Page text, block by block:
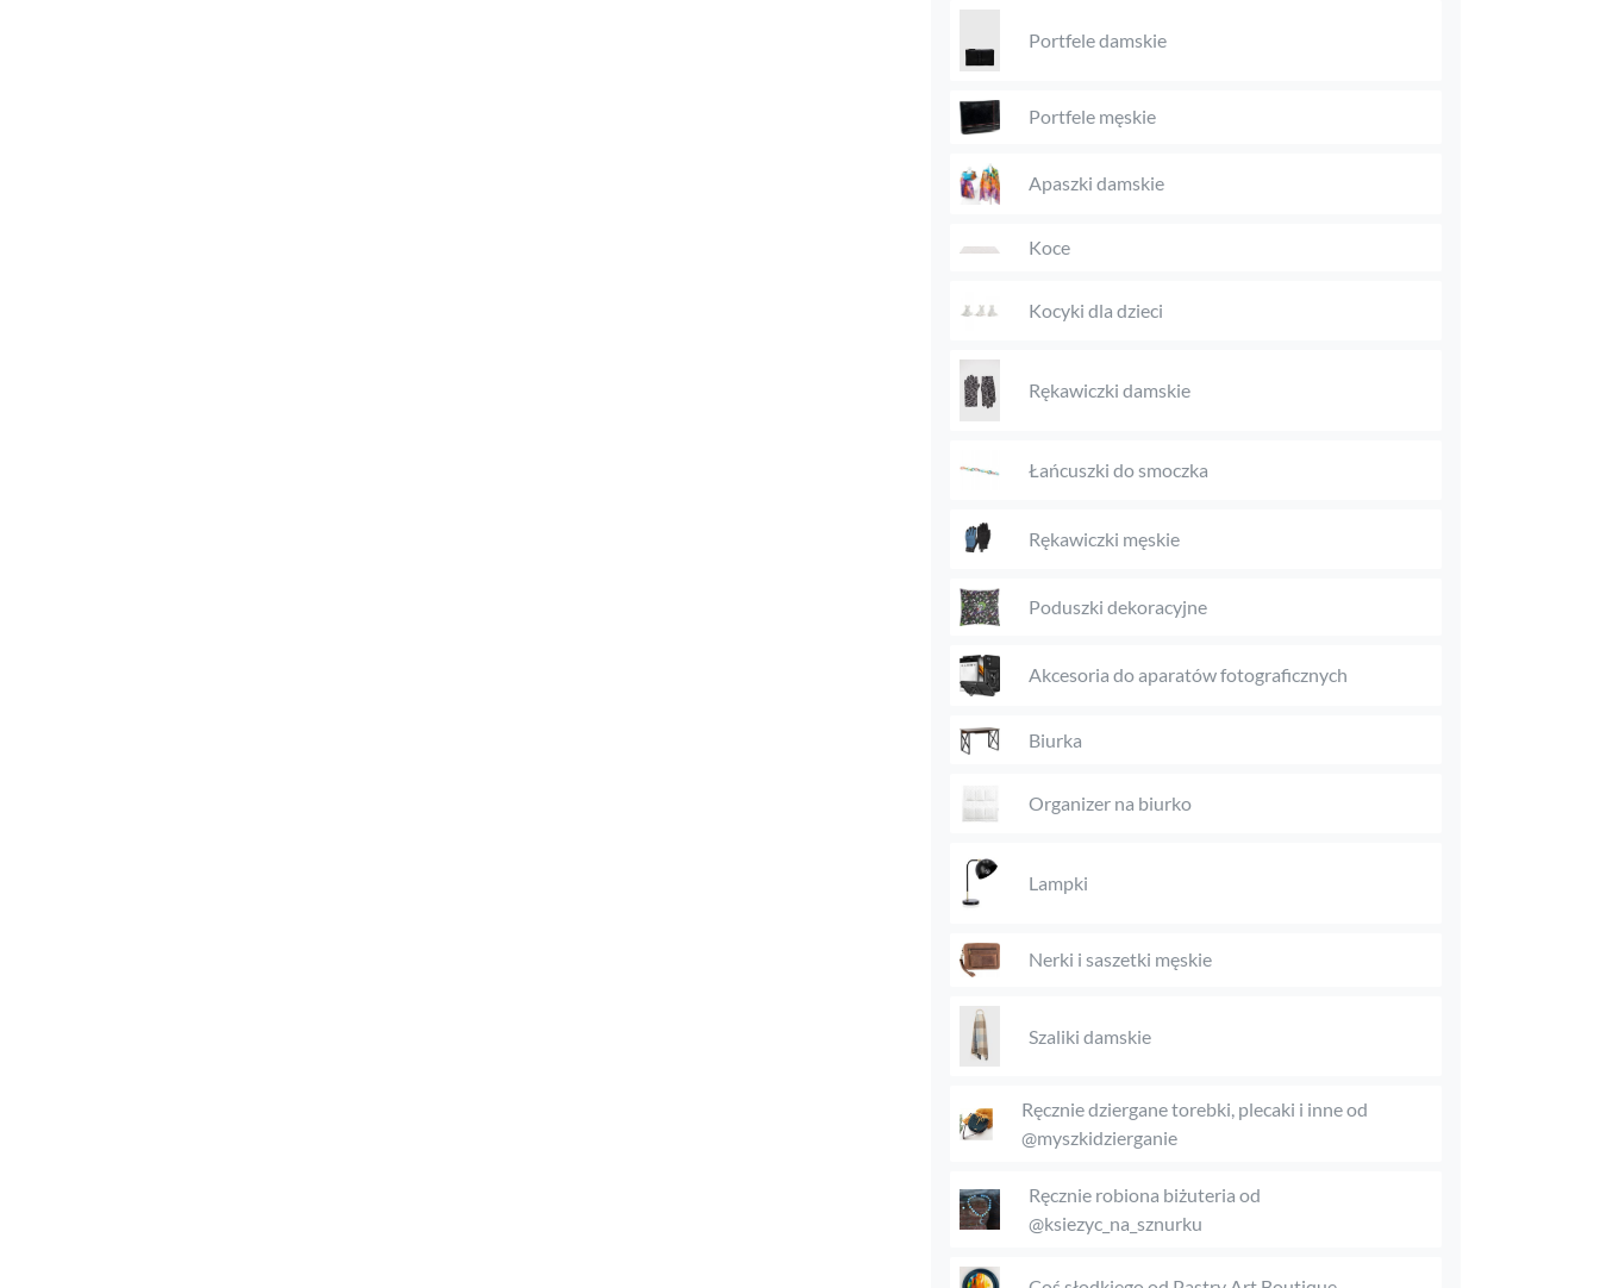
Portfele damskie
Portfele męskie
Apaszki damskie
Koce
Kocyki dla dzieci
Rękawiczki damskie
Łańcuszki do smoczka
Rękawiczki męskie
Poduszki dekoracyjne
Akcesoria do aparatów fotograficznych
Biurka
Organizer na biurko
Lampki
Nerki i saszetki męskie
Szaliki damskie
Ręcznie dziergane torebki, plecaki i inne od
@myszkidzierganie
Ręcznie robiona biżuteria od
@ksiezyc_na_sznurku